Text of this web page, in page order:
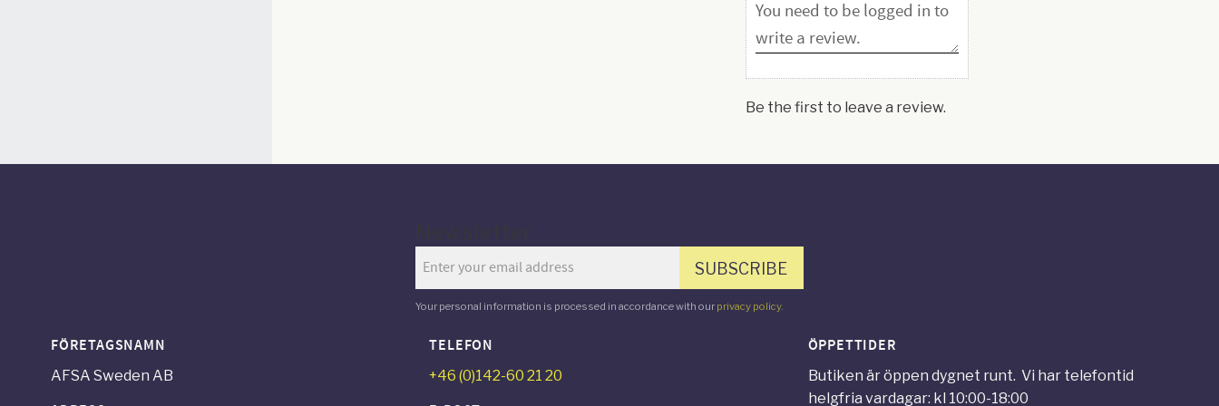
Be the first to leave a review.
SUBSCRIBE
Your personal information is processed in accordance with our privacy policy.
FÖRETAGSNAMN
AFSA Sweden AB
TELEFON
+46 (0)142-60 21 20
ÖPPETTIDER
Butiken är öppen dygnet runt. Vi har telefontid
helgfria vardagar: kl 10:00-18:00